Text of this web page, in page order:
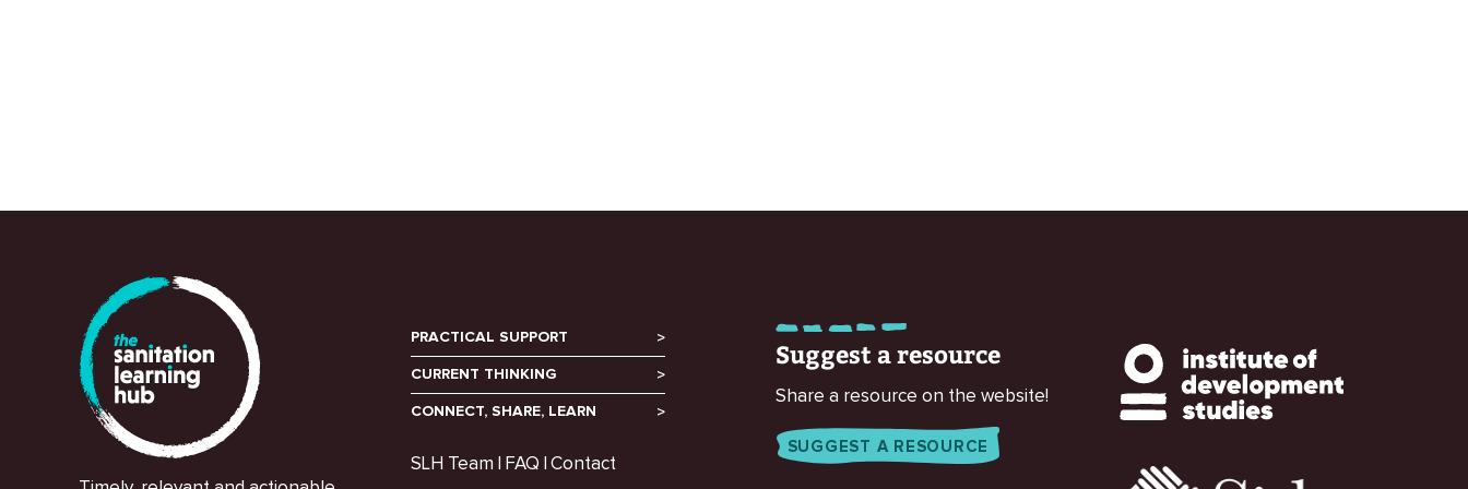
PRACTICAL SUPPORT
CURRENT THINKING
CONNECT, SHARE, LEARN
SLH Team FAQ Contact
Suggest a resource
Share a resource on the website!
SUGGEST A RESOURCE